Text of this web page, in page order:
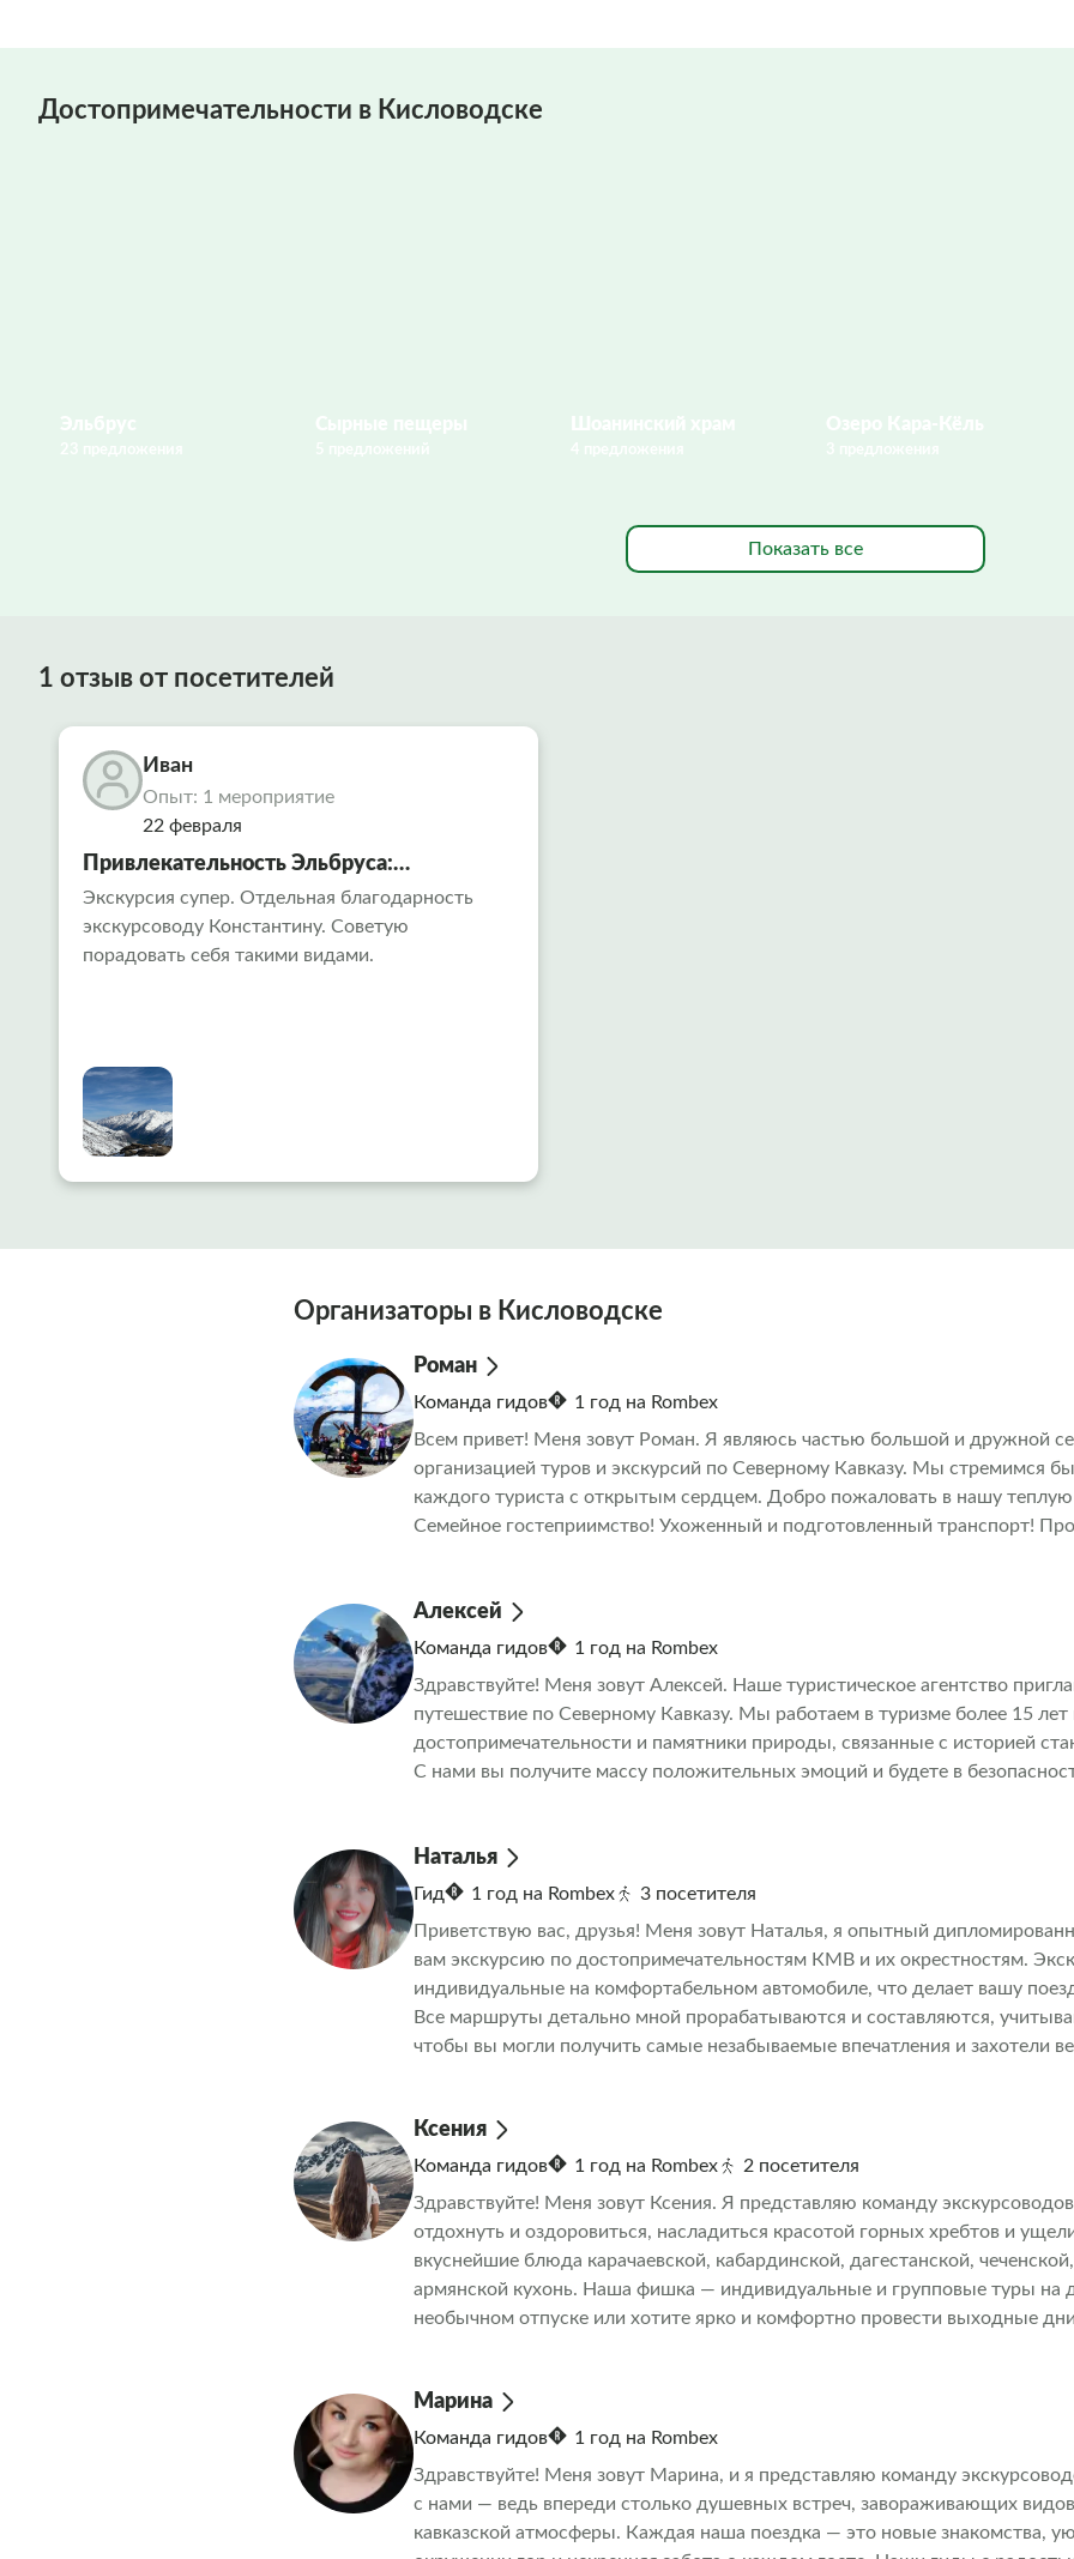
Достопримечательности в Кисловодске
Показать все
1 отзыв от посетителей
Иван
Опыт: 1 мероприятие
22 февраля
Привлекательность Эльбруса:
путешествие в сердце Кавказа
Экскурсия супер. Отдельная благодарность
экскурсоводу Константину. Советую
порадовать себя такими видами.
Организаторы в Кисловодске
Роман
Команда гидов
1 год на Rombex
Всем привет! Меня зовут Роман. Я являюсь частью большой и дружной
организацией туров и экскурсий по Северному Кавказу. Мы стремимся
каждого туриста с открытым сердцем. Добро пожаловать в нашу
Семейное гостеприимство! Ухоженный и подготовленный транспорт!
Алексей
Команда гидов
1 год на Rombex
Здравствуйте! Меня зовут Алексей. Наше туристическое агентство
путешествие по Северному Кавказу. Мы работаем в туризме более 15
достопримечательности и памятники природы, связанные с историей
С нами вы получите массу положительных эмоций и будете в
Наталья
Гид 1 год на Rombex
3 посетителя
Приветствую вас, друзья! Меня зовут Наталья, я опытный
вам экскурсию по достопримечательностям КМВ и их окрестностям.
индивидуальные на комфортабельном автомобиле, что делает вашу
Все маршруты детально мной прорабатываются и составляются,
чтобы вы могли получить самые незабываемые впечатления и захотели
Ксения
Команда гидов 1 год на Rombex
2 посетителя
Здравствуйте! Меня зовут Ксения. Я представляю команду
отдохнуть и оздоровиться, насладиться красотой горных хребтов и
вкуснейшие блюда карачаевской, кабардинской, дагестанской,
армянской кухонь. Наша фишка — индивидуальные и групповые туры на
необычном отпуске или хотите ярко и комфортно провести выходные
Марина
Команда гидов
1 год на Rombex
Здравствуйте! Меня зовут Марина, и я представляю команду
с нами — ведь впереди столько душевных встреч, завораживающих
кавказской атмосферы. Каждая наша поездка — это новые знакомства,